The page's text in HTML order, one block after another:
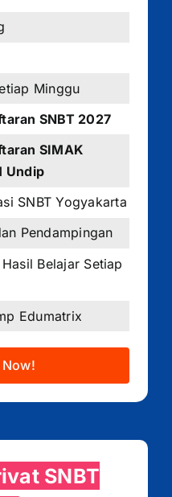
Minggu
SNBT 2027
SIMAK
Undip
SNBT Yogyakarta
Pendampingan
Belajar Setiap
Edumatrix
SNBT